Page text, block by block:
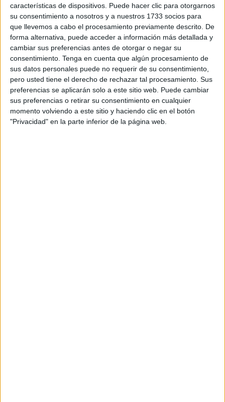
características de dispositivos. Puede hacer clic para otorgarnos
su consentimiento a nosotros y a nuestros 1733 socios para
que llevemos a cabo el procesamiento previamente descrito. De
forma alternativa, puede acceder a información más detallada y
cambiar sus preferencias antes de otorgar o negar su
consentimiento. Tenga en cuenta que algún procesamiento de
sus datos personales puede no requerir de su consentimiento,
pero usted tiene el derecho de rechazar tal procesamiento. Sus
preferencias se aplicarán solo a este sitio web. Puede cambiar
sus preferencias o retirar su consentimiento en cualquier
momento volviendo a este sitio y haciendo clic en el botón
"Privacidad" en la parte inferior de la página web.